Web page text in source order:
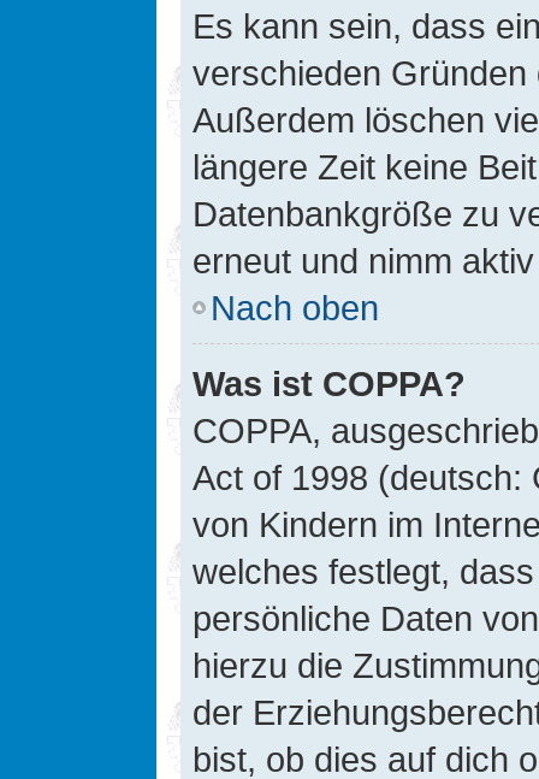
Es kann sein, dass
verschieden
Außerdem löschen
längere Zeit keine
Datenbankgröße zu
erneut und nimm
Nach oben
Was ist COPPA?
COPPA,
Act of 1998 (deutsch:
von Kindern im
welches festlegt,
persönliche Daten
hierzu die
der
bist, ob dies auf dich